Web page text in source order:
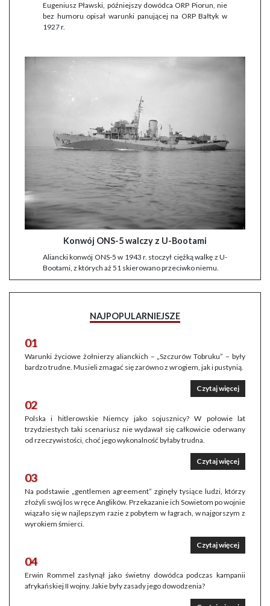
Eugeniusz Pławski, późniejszy dowódca ORP Piorun, nie
bez humoru opisał warunki panującej na ORP Bałtyk w
1927 r.
Konwój ONS-5 walczy z U-Bootami
Aliancki konwój ONS-5 w 1943 r. stoczył ciężką walkę z U-
Bootami, z których aż 51 skierowano przeciwko niemu.
NAJPOPULARNIEJSZE
01
Warunki życiowe żołnierzy alianckich – „Szczurów Tobruku” – były
bardzo trudne. Musieli zmagać się zarówno z wrogiem, jak i pustynią.
Czytaj więcej
02
Polska i hitlerowskie Niemcy jako sojusznicy? W połowie lat
trzydziestych taki scenariusz nie wydawał się całkowicie oderwany
od rzeczywistości, choć jego wykonalność byłaby trudna.
Czytaj więcej
03
Na podstawie „gentlemen agreement” zginęły tysiące ludzi, którzy
złożyli swój los w ręce Anglików. Przekazanie ich Sowietom po wojnie
wiązało się w najlepszym razie z pobytem w łagrach, w najgorszym z
wyrokiem śmierci.
Czytaj więcej
04
Erwin Rommel zasłynął jako świetny dowódca podczas kampanii
afrykańskiej II wojny. Jakie były zasady jego dowodzenia?